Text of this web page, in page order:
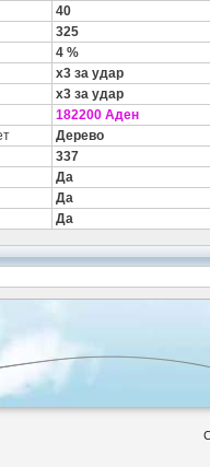
40
325
4 %
x3 за удар
x3 за удар
182200 Аден
Дерево
337
Да
Да
Да